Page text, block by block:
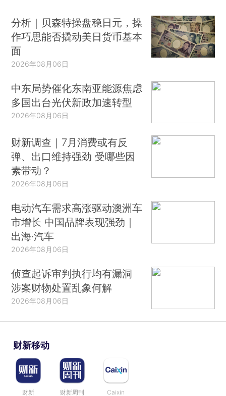
分析｜贝森特操盘稳日元，操
作巧思能否撬动美日货币基本
面
2026年08月06日
中东局势催化东南亚能源焦虑
多国出台光伏新政加速转型
2026年08月06日
财新调查｜7月消费或有反
弹、出口维持强劲 受哪些因
素带动？
2026年08月06日
电动汽车需求高涨驱动澳洲车
市增长 中国品牌表现强劲｜
出海·汽车
2026年08月06日
侦查起诉审判执行均有漏洞
涉案财物处置乱象何解
2026年08月06日
财新移动
财新 财新周刊 Caixin